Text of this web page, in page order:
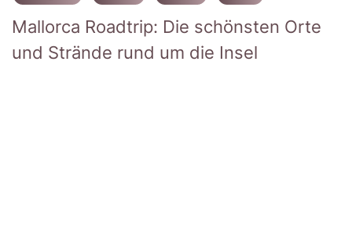
Mallorca Roadtrip: Die schönsten Orte
und Strände rund um die Insel